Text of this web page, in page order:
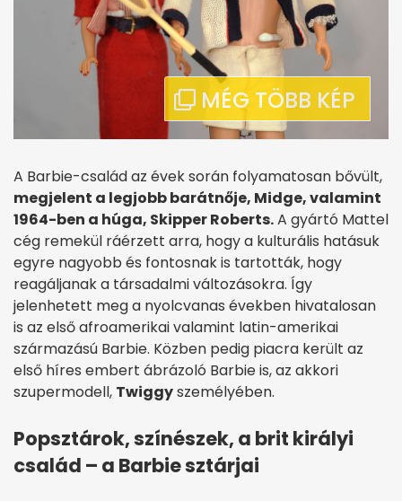
A Barbie-család az évek során folyamatosan bővült,
megjelent a legjobb barátnője, Midge, valamint
1964-ben a húga, Skipper Roberts.A gyártó Mattel
cég remekül ráérzett arra, hogy a kulturális hatásuk
egyre nagyobb és fontosnak is tartották, hogy
reagáljanak a társadalmi változásokra. Így
jelenhetett meg a nyolcvanas években hivatalosan
is az első afroamerikai valamint latin-amerikai
származású Barbie. Közben pedig piacra került az
első híres embert ábrázoló Barbie is, az akkori
szupermodell, Twiggyszemélyében.
Popsztárok, színészek, a brit királyi
család – a Barbie sztárjai